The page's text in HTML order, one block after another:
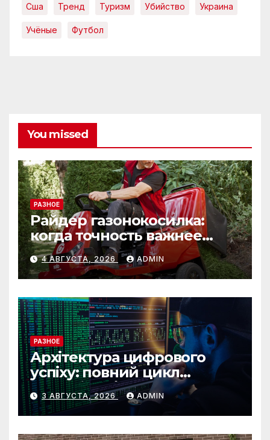
Сша Тренд Туризм Убийство Украина
Учёные Футбол
You missed
РАЗНОЕ
Райдер газонокосилка:
когда точность важнее
скорости
4 АВГУСТА, 2026 ADMIN
РАЗНОЕ
Архітектура цифрового
успіху: повний цикл
розробки від IST Group
3 АВГУСТА, 2026 ADMIN